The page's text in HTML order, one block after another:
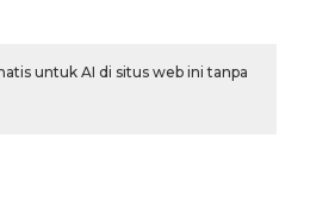
untuk AI di situs web ini tanpa